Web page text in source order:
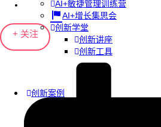
AI+敏捷管理训练营
AI+增长集思会
创新学堂
创新讲座
创新工具
创新案例
+ 关注